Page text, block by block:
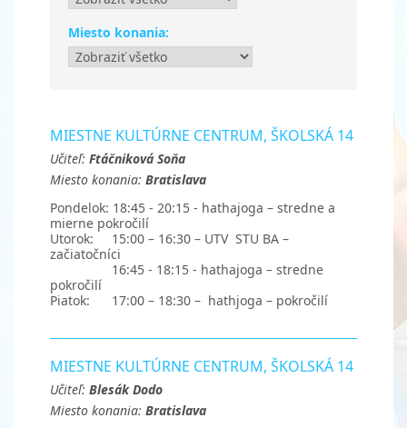
Miesto konania:
MIESTNE KULTÚRNE CENTRUM, ŠKOLSKÁ 14
Učiteľ: Ftáčniková Soňa
Miesto konania: Bratislava
Pondelok: 18:45 - 20:15 - hathajoga – stredne a
mierne pokročilí
Utorok: 15:00 – 16:30 – UTV STU BA –
začiatočníci
16:45 - 18:15 - hathajoga – stredne
pokročilí
Piatok: 17:00 – 18:30 – hathjoga – pokročilí
MIESTNE KULTÚRNE CENTRUM, ŠKOLSKÁ 14
Učiteľ: Blesák Dodo
Miesto konania: Bratislava